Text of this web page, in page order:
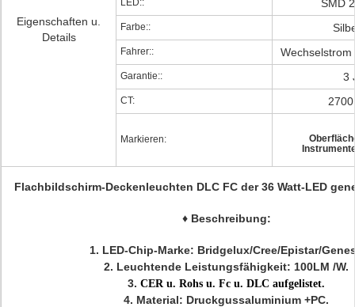
Eigenschaften u.
Details
LED:: SMD
Farbe::
Fahrer::
Garantie:: 3
CT:
Markieren:
Flachbildschirm-Deckenleuchten DLC FC der 36 Watt-LED
♦ Beschreibung:
1. LED-Chip-Marke: Bridgelux/Cree/Epistar/
2. Leuchtende Leistungsfähigkeit: 100LM /W.
3. CER u. Rohs u. Fc u. DLC aufgelistet.
4. Material: Druckgussaluminium +PC.